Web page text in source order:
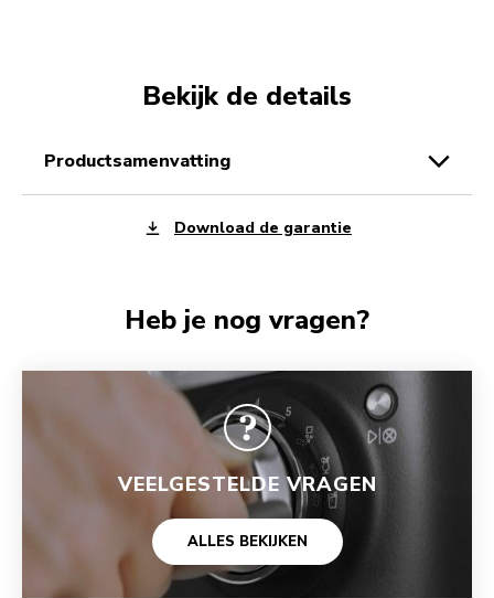
Bekijk de details
productsamenvatting
Download de garantie
Heb je nog vragen?
VEELGESTELDE VRAGEN
ALLES BEKIJKEN